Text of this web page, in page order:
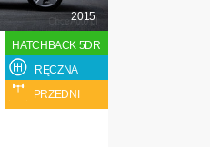
2015
HATCHBACK 5DR
RĘCZNA
PRZEDNI